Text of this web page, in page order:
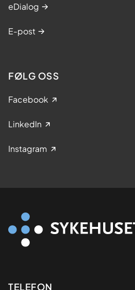
eDialog
E-post
FØLG OSS
Facebook
LinkedIn
Instagram
TELEFON